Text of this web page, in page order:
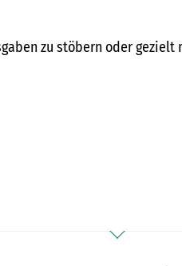
zu stöbern oder